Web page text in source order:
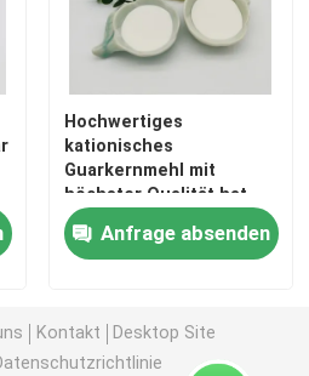
Hochwertiges
kationisches
Guarkernmehl mit
höchster Qualität hat
einen mittleren
Substitutionsgrad und
Anfrage absenden
Kontakt
Desktop Site